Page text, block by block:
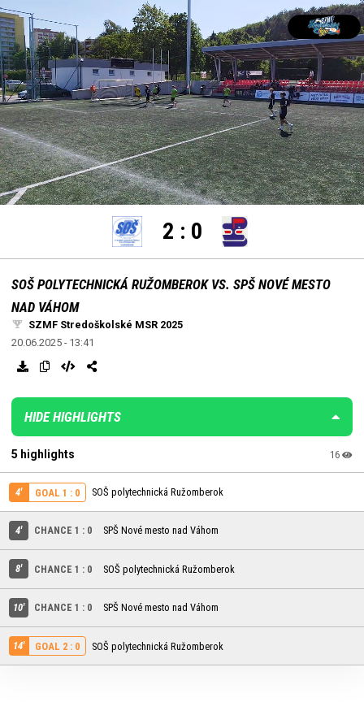
Unmute Loaded:
100.00%
settings edit
2 : 0
SOŠ POLYTECHNICKÁ RUŽOMBEROK VS. SPŠ NOVÉ MESTO
NAD VÁHOM
SZMF Stredoškolské MSR 2025
20.06.2025 - 13:41
HIDE HIGHLIGHTS
5 highlights 16
4' GOAL 1 : 0 SOŠ polytechnická Ružomberok
4' CHANCE 1 : 0 SPŠ Nové mesto nad Váhom
8' CHANCE 1 : 0 SOŠ polytechnická Ružomberok
10' CHANCE 1 : 0 SPŠ Nové mesto nad Váhom
14' GOAL 2 : 0 SOŠ polytechnická Ružomberok